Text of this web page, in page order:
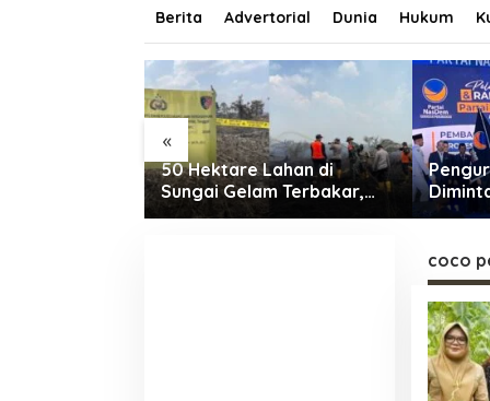
Berita Advertorial Dunia Hukum
«
50 Hektare Lahan di
Sungai Gelam Terbakar,
Ratusan Personel dan Tiga
coco